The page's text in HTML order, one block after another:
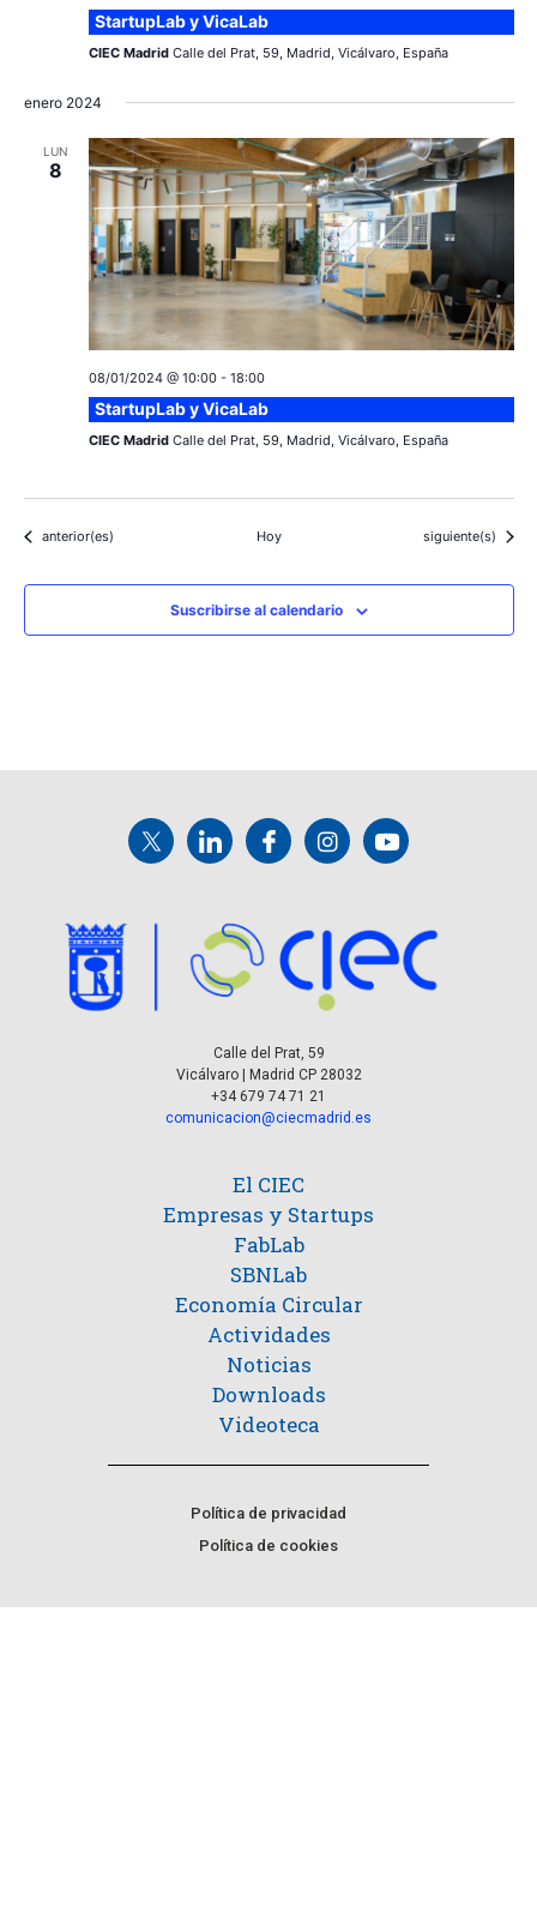
StartupLab y VicaLab
CIEC Madrid Calle del Prat, 59, Madrid, Vicálvaro, España
enero 2024
LUN
8
08/01/2024 @ 10:00- 18:00
StartupLab y VicaLab
CIEC Madrid Calle del Prat, 59, Madrid, Vicálvaro, España
Eventos
anterior(es) Hoy Eventos
siguiente(s)
Suscribirse al calendario
Calle del Prat, 59
Vicálvaro | Madrid CP 28032
+34 679 74 71 21
comunicacion@ciecmadrid.es
El CIEC
Empresas y Startups
FabLab
SBNLab
Economía Circular
Actividades
Noticias
Downloads
Videoteca
Política de privacidad
Política de cookies